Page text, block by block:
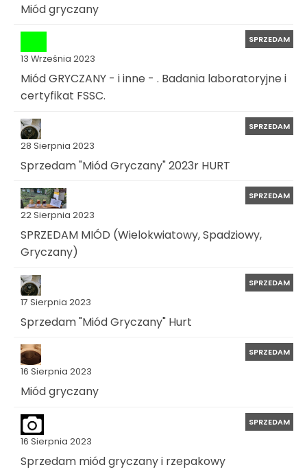
Miód gryczany
13 Września 2023
SPRZEDAM
Miód GRYCZANY - i inne - . Badania laboratoryjne i
certyfikat FSSC.
28 Sierpnia 2023
SPRZEDAM
Sprzedam "Miód Gryczany" 2023r HURT
22 Sierpnia 2023
SPRZEDAM
SPRZEDAM MIÓD (Wielokwiatowy, Spadziowy,
Gryczany)
17 Sierpnia 2023
SPRZEDAM
Sprzedam "Miód Gryczany" Hurt
16 Sierpnia 2023
SPRZEDAM
Miód gryczany
16 Sierpnia 2023
SPRZEDAM
Sprzedam miód gryczany i rzepakowy